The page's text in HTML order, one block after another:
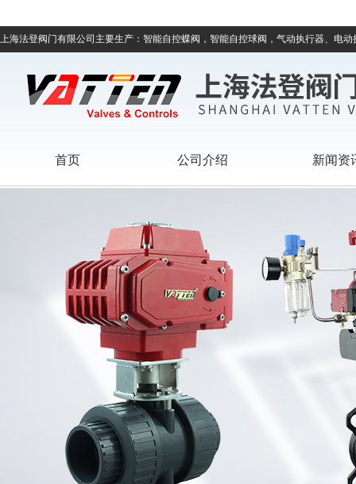
上海法登阀门有限公司主要生产：智能自控蝶阀，智能自控球阀，气动执行器、电
首页 公司介绍 新闻资